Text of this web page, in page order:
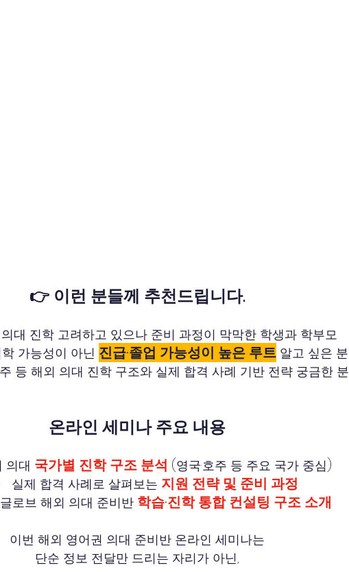
👉 이런 분들께 추천드립니다.
대 진학 고려하고 있으나 준비 과정이 막막한 학생과 학부모
가능성이 아닌 진급·졸업 가능성이 높은 루트 알고 싶은 분
주 등 해외 의대 진학 구조와 실제 합격 사례 기반 전략 궁금한 분
온라인 세미나 주요 내용
의대 국가별 진학 구조 분석 (영국·호주 등 주요 국가 중심)
실제 합격 사례로 살펴보는 지원 전략 및 준비 과정
글로브 해외 의대 준비반 학습·진학 통합 컨설팅 구조 소개
이번 해외 영어권 의대 준비반 온라인 세미나는
단순 정보 전달만 드리는 자리가 아닌,